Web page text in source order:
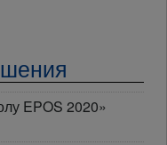
EPOS 2020»